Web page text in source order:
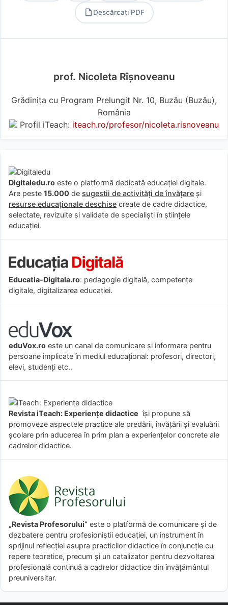
Descărcați PDF
prof. Nicoleta Rîșnoveanu
Grădinița cu Program Prelungit Nr. 10, Buzău (Buzău),
România
Profil iTeach: iteach.ro/profesor/nicoleta.risnoveanu
Digitaledu.ro este o platformă dedicată educației digitale.
Are peste 15.000 de sugestii de activități de învățare și
resurse educaționale deschise create de cadre didactice,
selectate, revizuite și validate de specialiști în științele
educației.
Educatia-Digitala.ro: pedagogie digitală, competențe
digitale, digitalizarea educației.
eduVox.ro este un canal de comunicare și informare pentru
persoane implicate în mediul educațional: profesori, directori,
elevi, studenți etc..
Revista iTeach: Experienţe didactice îşi propune să
promoveze aspectele practice ale predării, învăţării şi evaluării
şcolare prin aducerea în prim plan a experienţelor concrete ale
cadrelor didactice.
„Revista Profesorului” este o platformă de comunicare și de
dezbatere pentru profesioniștii educației, un instrument în
sprijinul reflecției asupra practicilor didactice în conjuncție cu
repere teoretice, precum și un catalizator pentru dezvoltarea
profesională continuă a cadrelor didactice din învățământul
preuniversitar.